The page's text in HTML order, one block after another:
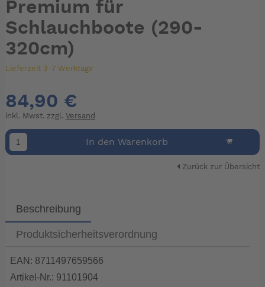
Premium für
Schlauchboote (290-
320cm)
Lieferzeit 3-7 Werktage
84,90 €
inkl. Mwst. zzgl. Versand
In den Warenkorb
Zurück zur Übersicht
Beschreibung
Produktsicherheitsverordnung
EAN: 8711497659566
Artikel-Nr.: 91101904